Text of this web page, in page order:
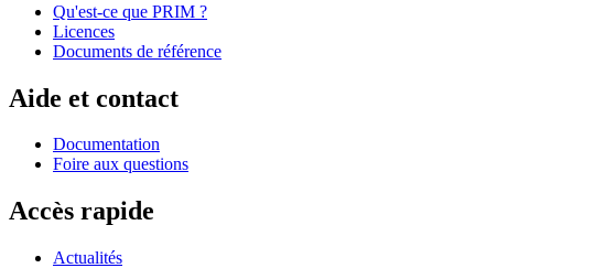
Qu'est-ce que PRIM ?
Licences
Documents de référence
Aide et contact
Documentation
Foire aux questions
Accès rapide
Actualités